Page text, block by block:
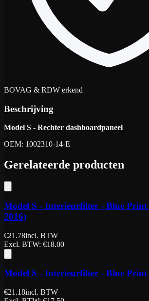
BOVAG & RDW erkend
Beschrijving
Model S - Rechter dashboardpaneel
OEM: 1002310-14-E
Gerelateerde producten
Model S - Interieurfilter - Blue Print
2016)
€21.78incl. BTW
Excl. BTW: €18.00
Model S - Interieurfilter - Blue Print
€21.18incl. BTW